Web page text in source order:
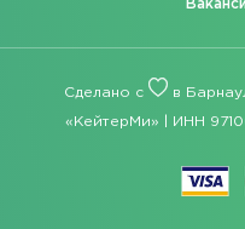
Сделано с в
«КейтерМи» | ИНН